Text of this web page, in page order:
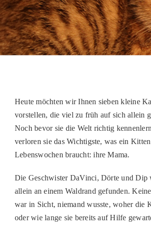
PATENSCHAFTEN
HELFER WERDEN
RATGEBER
Heute möchten wir Ihnen sieben kleine
vorstellen, die viel zu früh auf sich allein
Noch bevor sie die Welt richtig
verloren sie das Wichtigste, was ein
Lebenswochen braucht:ihre Mama.
Die Geschwister DaVinci, Dörte undDip
allein an einem Waldrand gefunden.
war in Sicht, niemand wusste, woher die
oder wie lange sie bereits auf Hilfe